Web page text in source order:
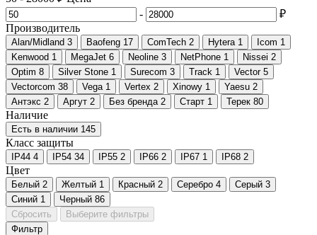
-
₽
Производитель
Alan/Midland 3 Baofeng 17 ComTech 2 Hytera 1 Icom 1
Kenwood 1 MegaJet 6 Neoline 3 NetPhone 1 Nissei 2
Optim 8 Silver Stone 1 Surecom 3 Track 1 Vector 5
Vectorcom 38 Vega 1 Vertex 2 Xinowy 1 Yaesu 2
Антэкс 2 Аргут 2 Без бренда 2 Старт 1 Терек 80
Наличие
Есть в наличии 145
Класс защиты
IP44 4 IP54 34 IP55 2 IP66 2 IP67 1 IP68 2
Цвет
Белый 2 Желтый 1 Красный 2 Серебро 4 Серый 3
Синий 1 Черный 86
Сбросить
Выберите фильтры
Фильтр